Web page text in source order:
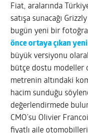
Fiat, aralarında
satışa sunacağı
bugün yeni bir
önce ortaya çıkan
büyük versiyonu
bütçe dostu modeller
metrenin altındaki
hacim sunduğu
değerlendirmede
CMO’su Olivier
fiyatlı aile